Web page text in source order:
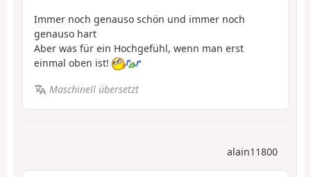
Immer noch genauso schön und immer noch
genauso hart
Aber was für ein Hochgefühl, wenn man erst
einmal oben ist!
Maschinell übersetzt
alain11800